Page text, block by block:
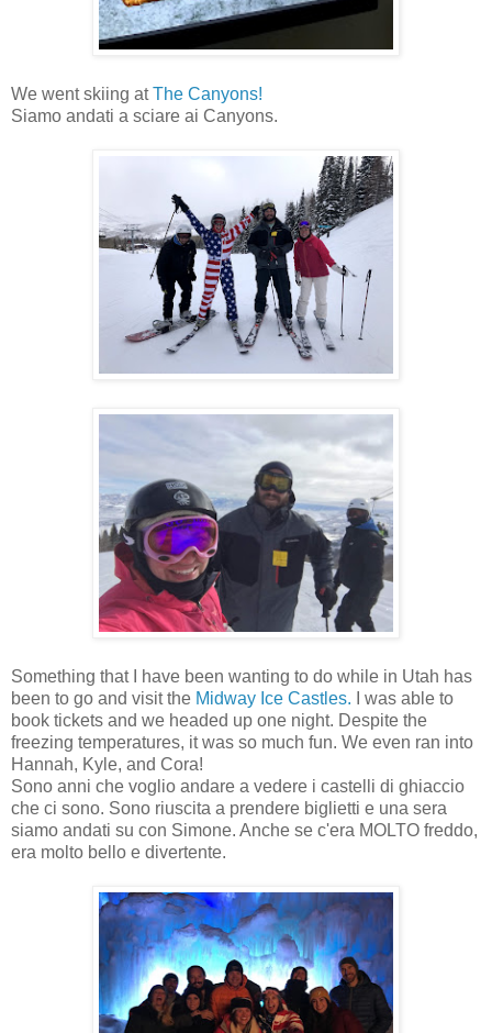
We went skiing atThe Canyons!
Siamo andati a sciare ai Canyons.
Something that I have been wanting to do while in Utah has
been to go and visit the Midway Ice Castles. I was able to
book tickets and we headed up one night. Despite the
freezing temperatures, it was so much fun. We even ran into
Hannah, Kyle, and Cora!
Sono anni che voglio andare a vedere i castelli di ghiaccio
che ci sono. Sono riuscita a prendere biglietti e una sera
siamo andati su con Simone. Anche se c'era MOLTO freddo,
era molto bello e divertente.